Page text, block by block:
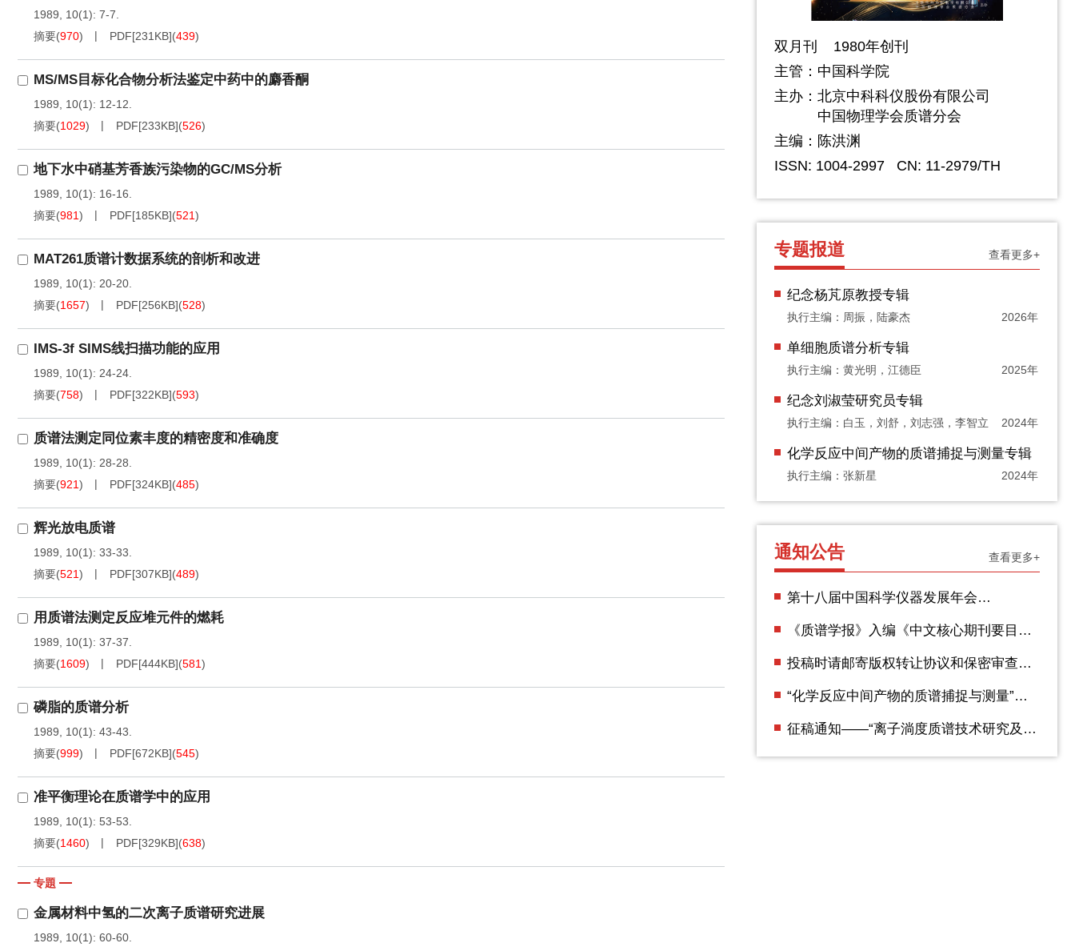
1989, 10(1): 7-7.
摘要(970) PDF[231KB](439)
MS/MS目标化合物分析法鉴定中药中的麝香酮
1989, 10(1): 12-12.
摘要(1029) PDF[233KB](526)
地下水中硝基芳香族污染物的GC/MS分析
1989, 10(1): 16-16.
摘要(981) PDF[185KB](521)
MAT261质谱计数据系统的剖析和改进
1989, 10(1): 20-20.
摘要(1657) PDF[256KB](528)
IMS-3f SIMS线扫描功能的应用
1989, 10(1): 24-24.
摘要(758) PDF[322KB](593)
质谱法测定同位素丰度的精密度和准确度
1989, 10(1): 28-28.
摘要(921) PDF[324KB](485)
辉光放电质谱
1989, 10(1): 33-33.
摘要(521) PDF[307KB](489)
用质谱法测定反应堆元件的燃耗
1989, 10(1): 37-37.
摘要(1609) PDF[444KB](581)
磷脂的质谱分析
1989, 10(1): 43-43.
摘要(999) PDF[672KB](545)
准平衡理论在质谱学中的应用
1989, 10(1): 53-53.
摘要(1460) PDF[329KB](638)
专題
金属材料中氢的二次离子质谱研究进展
1989, 10(1): 60-60.
双月刊 1980年创刊
主管：中国科学院
主办： 北京中科科仪股份有限公司
中国物理学会质谱分会
主编：陈洪渊
ISSN: 1004-2997 CN: 11-2979/TH
专题报道 查看更多+
纪念杨芃原教授专辑
执行主编：周振，陆豪杰 2026年
单细胞质谱分析专辑
执行主编：黄光明，江德臣 2025年
纪念刘淑莹研究员专辑
执行主编：白玉，刘舒，刘志强，李智立 2024年
化学反应中间产物的质谱捕捉与测量专辑
执行主编：张新星 2024年
通知公告 查看更多+
第十八届中国科学仪器发展年会
《质谱学报》入编《中文核心期刊要目总
投稿时请邮寄版权转让协议和保密审查证
“化学反应中间产物的质谱捕捉与测量”专
征稿通知——“离子淌度质谱技术研究及应